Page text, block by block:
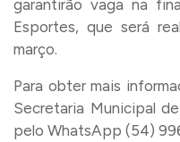
garantirão vaga na
Esportes, que será
março.
Para obter mais
Secretaria Municipal
pelo WhatsApp (54)